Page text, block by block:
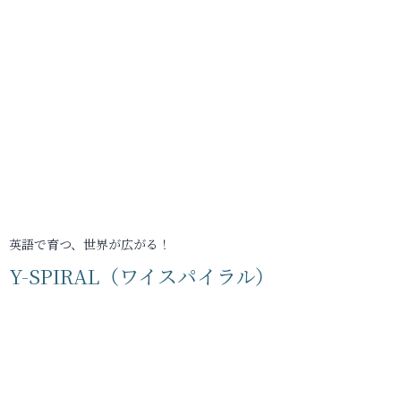
英語で育つ、世界が広がる！
Y-SPIRAL（ワイスパイラル）